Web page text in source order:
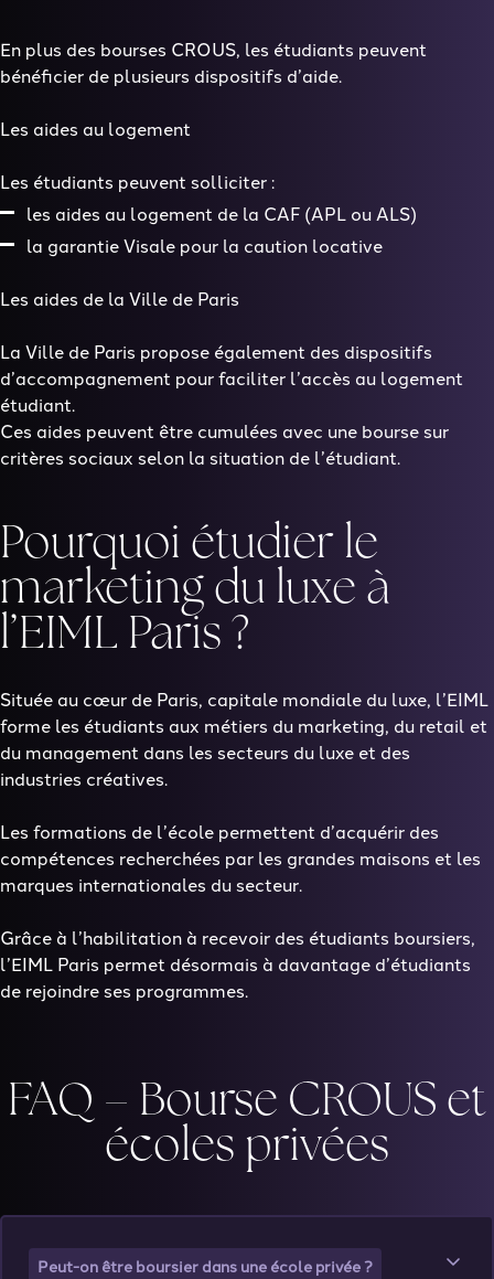
En plus des bourses CROUS, les étudiants peuvent
bénéficier de plusieurs dispositifs d’aide.
Les aides au logement
Les étudiants peuvent solliciter :
les aides au logement de la CAF (APL ou ALS)
la garantie Visale pour la caution locative
Les aides de la Ville de Paris
La Ville de Paris propose également des dispositifs
d’accompagnement pour faciliter l’accès au logement
étudiant.
Ces aides peuvent être cumulées avec une bourse sur
critères sociaux selon la situation de l’étudiant.
Pourquoi étudier le
marketing du luxe à
l’EIML Paris ?
Située au cœur de Paris, capitale mondiale du luxe, l’EIML
forme les étudiants aux métiers du marketing, du retail et
du management dans les secteurs du luxe et des
industries créatives.
Les formations de l’école permettent d’acquérir des
compétences recherchées par les grandes maisons et les
marques internationales du secteur.
Grâce à l’habilitation à recevoir des étudiants boursiers,
l’EIML Paris permet désormais à davantage d’étudiants
de rejoindre ses programmes.
FAQ – Bourse CROUS et
écoles privées
Peut-on être boursier dans une école privée ?